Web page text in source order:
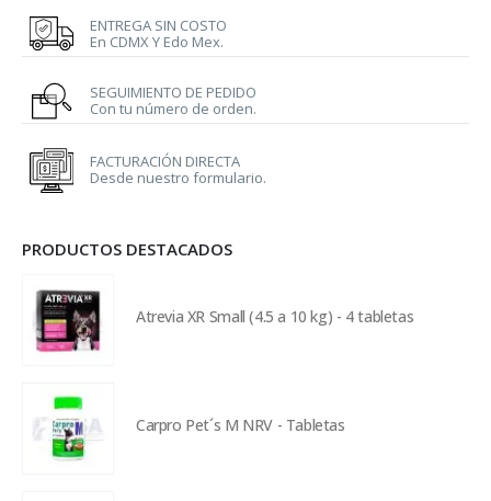
ENTREGA SIN COSTO
En CDMX Y Edo Mex.
SEGUIMIENTO DE PEDIDO
Con tu número de orden.
FACTURACIÓN DIRECTA
Desde nuestro formulario.
PRODUCTOS DESTACADOS
Atrevia XR Small (4.5 a 10 kg) - 4 tabletas
Carpro Pet´s M NRV - Tabletas